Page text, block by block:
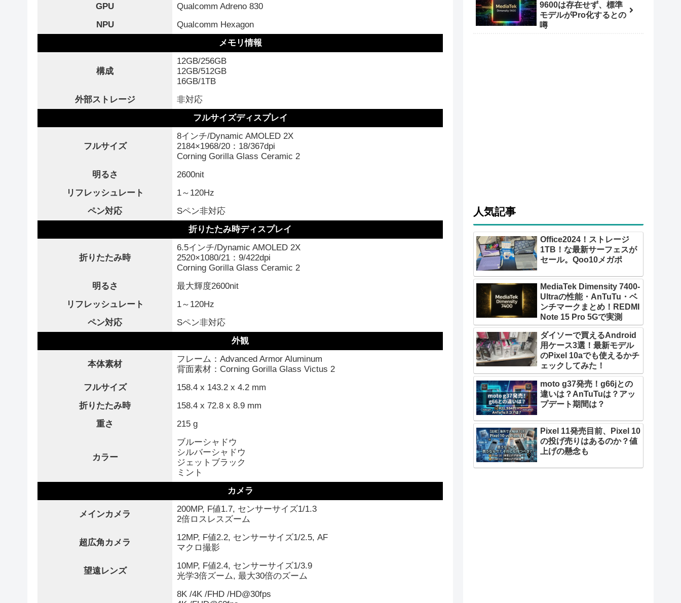
GPU
Qualcomm Adreno 830
NPU
Qualcomm Hexagon
メモリ情報
構成
12GB/256GB
12GB/512GB
16GB/1TB
外部ストレージ
非対応
フルサイズディスプレイ
フルサイズ
8インチ/Dynamic AMOLED 2X
2184×1968/20：18/367dpi
Corning Gorilla Glass Ceramic 2
明るさ
2600nit
リフレッシュレート
1～120Hz
ペン対応
Sペン非対応
折りたたみ時ディスプレイ
折りたたみ時
6.5インチ/Dynamic AMOLED 2X
2520×1080/21：9/422dpi
Corning Gorilla Glass Ceramic 2
明るさ
最大輝度2600nit
リフレッシュレート
1～120Hz
ペン対応
Sペン非対応
外観
本体素材
フレーム：Advanced Armor Aluminum
背面素材：Corning Gorilla Glass Victus 2
フルサイズ
158.4 x 143.2 x 4.2 mm
折りたたみ時
158.4 x 72.8 x 8.9 mm
重さ
215 g
カラー
ブルーシャドウ
シルバーシャドウ
ジェットブラック
ミント
カメラ
メインカメラ
200MP, F値1.7, センサーサイズ1/1.3
2倍ロスレスズーム
超広角カメラ
12MP, F値2.2, センサーサイズ1/2.5, AF
マクロ撮影
望遠レンズ
10MP, F値2.4, センサーサイズ1/3.9
光学3倍ズーム, 最大30倍のズーム
8K /4K /FHD /HD@30fps
9600は存在せず、標準
モデルがPro化するとの
噂
人気記事
Office2024！ストレージ
1TB！な最新サーフェスが
セール。Qoo10メガポ
MediaTek Dimensity 7400-
Ultraの性能・AnTuTu・ベ
ンチマークまとめ！REDMI
Note 15 Pro 5Gで実測
ダイソーで買えるAndroid
用ケース3選！最新モデル
のPixel 10aでも使えるかチ
ェックしてみた！
moto g37発売！g66jとの
違いは？AnTuTuは？アッ
プデート期間は？
Pixel 11発売目前、Pixel 10
の投げ売りはあるのか？値
上げの懸念も